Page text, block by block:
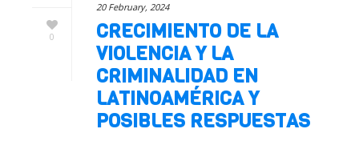
0
20 February, 2024
CRECIMIENTO DE LA
VIOLENCIA Y LA
CRIMINALIDAD EN
LATINOAMÉRICA Y
POSIBLES RESPUESTAS